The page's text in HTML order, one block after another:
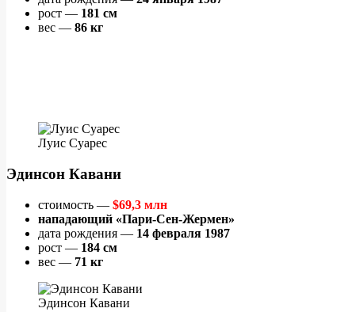
рост — 181 см
вес — 86 кг
Луис Суарес
Эдинсон Кавани
стоимость — $69,3 млн
нападающий «Пари-Сен-Жермен»
дата рождения — 14 февраля 1987
рост — 184 см
вес — 71 кг
Эдинсон Кавани